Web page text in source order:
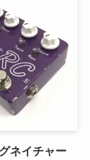
ネイチャー